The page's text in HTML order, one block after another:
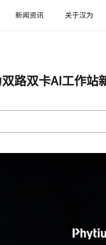
新闻资讯 关于汉为
路双卡AI工作站